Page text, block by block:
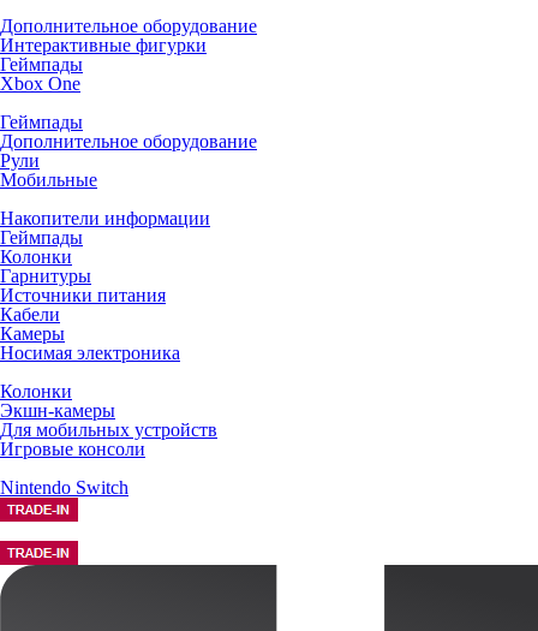
Дополнительное оборудование
Интерактивные фигурки
Геймпады
Xbox One
Геймпады
Дополнительное оборудование
Рули
Мобильные
Накопители информации
Геймпады
Колонки
Гарнитуры
Источники питания
Кабели
Камеры
Носимая электроника
Колонки
Экшн-камеры
Для мобильных устройств
Игровые консоли
Nintendo Switch